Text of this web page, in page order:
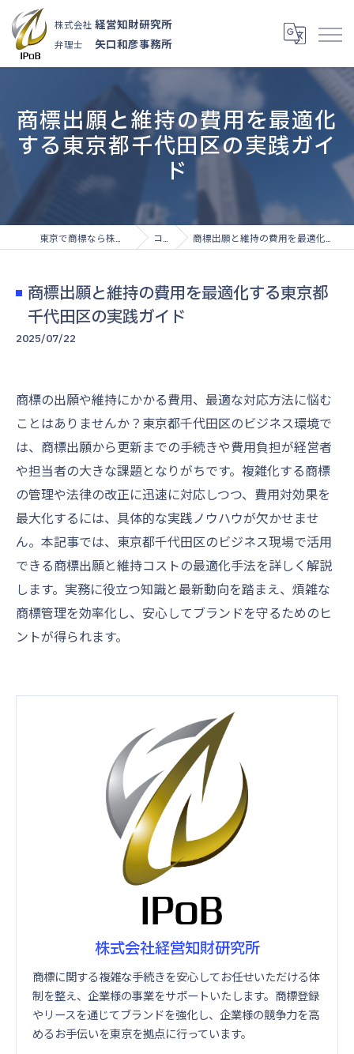
株式会社 経営知財研究所
弁理士 矢口和彦事務所
商標出願と維持の費用を最適化
する東京都千代田区の実践ガイ
ド
コラム 商標出願と維持の費用を最適化する東京都千代田区の実践ガイド
商標出願と維持の費用を最適化する東京都
千代田区の実践ガイド
2025/07/22
商標の出願や維持にかかる費用、最適な対応方法に悩む
ことはありませんか？東京都千代田区のビジネス環境で
は、商標出願から更新までの手続きや費用負担が経営者
や担当者の大きな課題となりがちです。複雑化する商標
の管理や法律の改正に迅速に対応しつつ、費用対効果を
最大化するには、具体的な実践ノウハウが欠かせませ
ん。本記事では、東京都千代田区のビジネス現場で活用
できる商標出願と維持コストの最適化手法を詳しく解説
します。実務に役立つ知識と最新動向を踏まえ、煩雑な
商標管理を効率化し、安心してブランドを守るためのヒ
ントが得られます。
株式会社経営知財研究所
商標に関する複雑な手続きを安心してお任せいただける体
制を整え、企業様の事業をサポートいたします。商標登録
やリースを通じてブランドを強化し、企業様の競争力を高
めるお手伝いを東京を拠点に行っています。